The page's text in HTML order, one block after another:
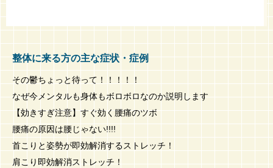
整体に来る方の主な症状・症例
その鬱ちょっと待って！！！！！
なぜ今メンタルも身体もボロボロなのか説明します
【効きすぎ注意】すぐ効く腰痛のツボ
腰痛の原因は腰じゃない!!!!
首こりと姿勢が即効解消するストレッチ！
肩こり即効解消ストレッチ！